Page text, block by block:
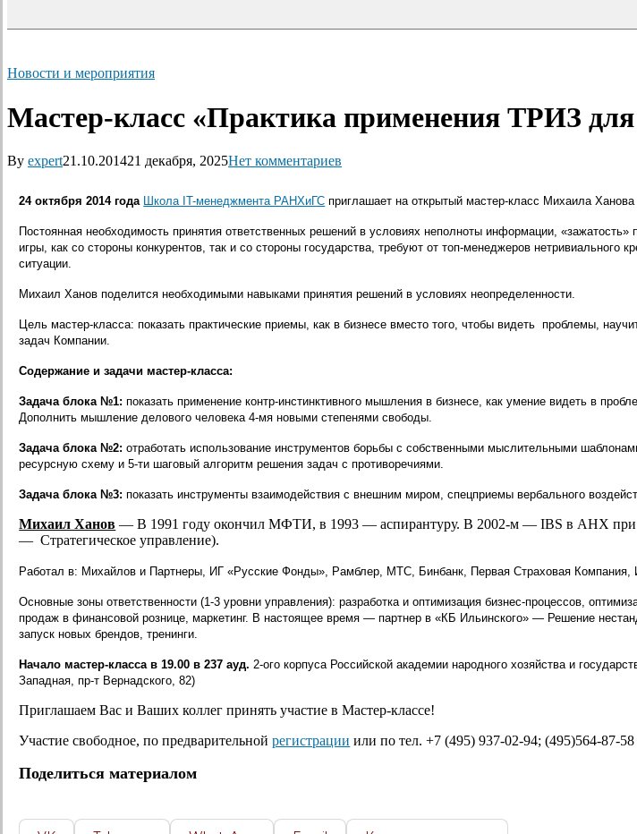
Новости и мероприятия
Мастер-класс «Практика применения ТРИЗ для
By expert21.10.201421 декабря, 2025Нет комментариев
24 октября 2014 года Школа IT-менеджмента РАНХиГС приглашает на открытый мастер-класс Михаила
Постоянная необходимость принятия ответственных решений в условиях неполноты информации,
игры, как со стороны конкурентов, так и со стороны государства, требуют от топ-менеджеров
ситуации.
Михаил Ханов поделится необходимыми навыками принятия решений в условиях неопределенности.
Цель мастер-класса: показать практические приемы, как в бизнесе вместо того, чтобы видеть проблемы,
задач Компании.
Содержание и задачи мастер-класса:
Задача блока №1: показать применение контр-инстинктивного мышления в бизнесе, как умение видеть в
Дополнить мышление делового человека 4-мя новыми степенями свободы.
Задача блока №2: отработать использование инструментов борьбы с собственными мыслительными
ресурсную схему и 5-ти шаговый алгоритм решения задач с противоречиями.
Задача блока №3: показать инструменты взаимодействия с внешним миром, спецприемы вербального
Михаил Ханов — В 1991 году окончил МФТИ, в 1993 — аспирантуру. В 2002-м — IBS в АНХ при
— Стратегическое управление).
Работал в: Михайлов и Партнеры, ИГ «Русские Фонды», Рамблер, МТС, Бинбанк, Первая Страховая Компания,
Основные зоны ответственности (1-3 уровни управления): разработка и оптимизация бизнес-процессов,
продаж в финансовой рознице, маркетинг. В настоящее время — партнер в «КБ Ильинского» — Решение
запуск новых брендов, тренинги.
Начало мастер-класса в 19.00 в 237 ауд. 2-ого корпуса Российской академии народного хозяйства и
Западная, пр-т Вернадского, 82)
Приглашаем Вас и Ваших коллег принять участие в Мастер-классе!
Участие свободное, по предварительнойрегистрации или по тел. +7 (495) 937-02-94; (495)564-87-58
Поделиться материалом